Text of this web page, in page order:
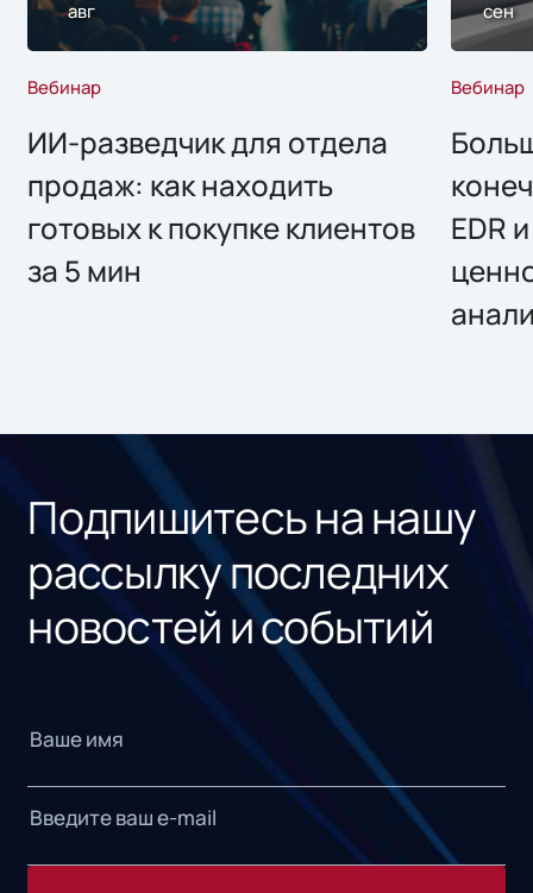
авг
Вебинар
ИИ-разведчик для отдела
продаж: как находить
готовых к покупке клиентов
за 5 мин
сен
Вебинар
EDR
Подпишитесь на нашу
рассылку последних
новостей и событий